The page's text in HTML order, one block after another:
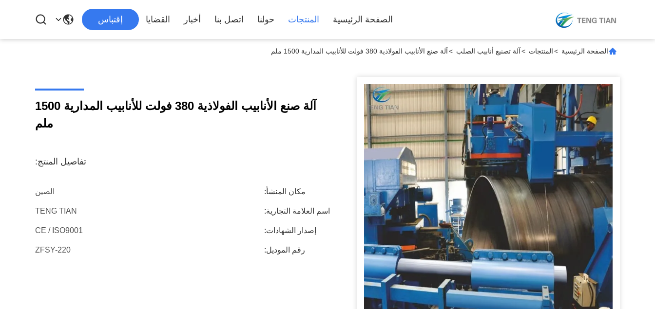
الصفحة الرئيسية المنتجات حولنا اتصل بنا أخبار القضايا إقتباس
الصفحة الرئيسية >المنتجات >آلة تصنيع أنابيب الصلب >آلة صنع الأنابيب الفولاذية 380 فولت للأنابيب المدارية 1500 ملم
آلة صنع الأنابيب الفولاذية 380 فولت للأنابيب المدارية 1500
ملم
تفاصيل المنتج:
مكان المنشأ: الصين
اسم العلامة التجارية: TENG TIAN
إصدار الشهادات: CE / ISO9001
رقم الموديل: ZFSY-220